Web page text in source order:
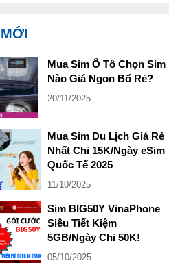
Mua Sim Ô Tô Chọn Sim
Nào Giá Ngon Bổ Rẻ?
20/11/2025
Mua Sim Du Lịch Giá Rẻ
Nhất Chỉ 15K/Ngày eSim
Quốc Tế 2025
11/10/2025
Sim BIG50Y VinaPhone
Siêu Tiết Kiệm
5GB/Ngày Chỉ 50K!
05/10/2025